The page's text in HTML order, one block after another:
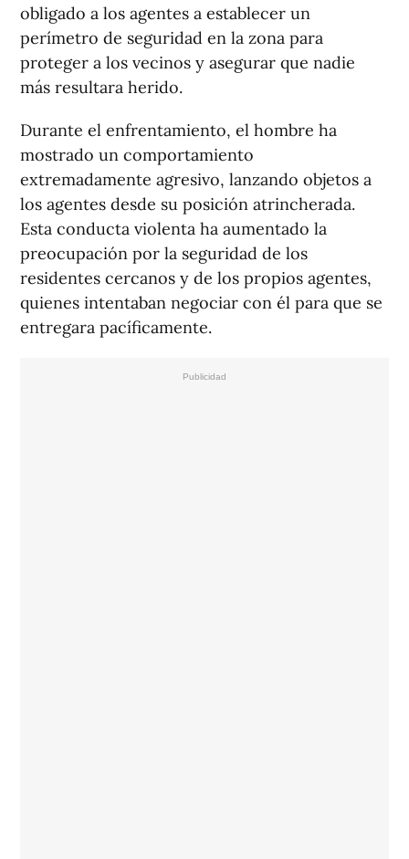
obligado a los agentes a establecer un
perímetro de seguridad en la zona para
proteger a los vecinos y asegurar que nadie
más resultara herido.
Durante el enfrentamiento, el hombre ha
mostrado un comportamiento
extremadamente agresivo, lanzando objetos a
los agentes desde su posición atrincherada.
Esta conducta violenta ha aumentado la
preocupación por la seguridad de los
residentes cercanos y de los propios agentes,
quienes intentaban negociar con él para que se
entregara pacíficamente.